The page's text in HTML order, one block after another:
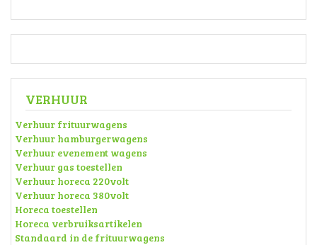
VERHUUR
Verhuur frituurwagens
Verhuur hamburgerwagens
Verhuur evenement wagens
Verhuur gas toestellen
Verhuur horeca 220volt
Verhuur horeca 380volt
Horeca toestellen
Horeca verbruiksartikelen
Standaard in de frituurwagens